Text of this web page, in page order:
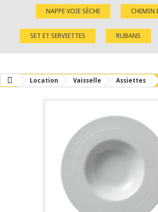
NAPPE VOIE SÈCHE CHEMIN
SET ET SERVIETTES RUBANS
Location Vaisselle Assiettes